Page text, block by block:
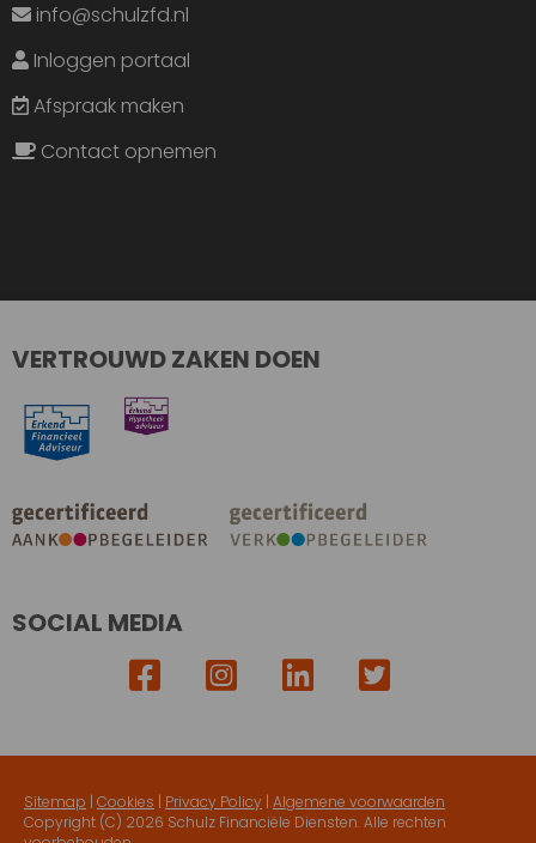
info@schulzfd.nl
Inloggen portaal
Afspraak maken
Contact opnemen
VERTROUWD ZAKEN DOEN
SOCIAL MEDIA
Sitemap | Cookies | Privacy Policy | Algemene voorwaarden
Copyright (C) 2026 Schulz Financiële Diensten. Alle rechten